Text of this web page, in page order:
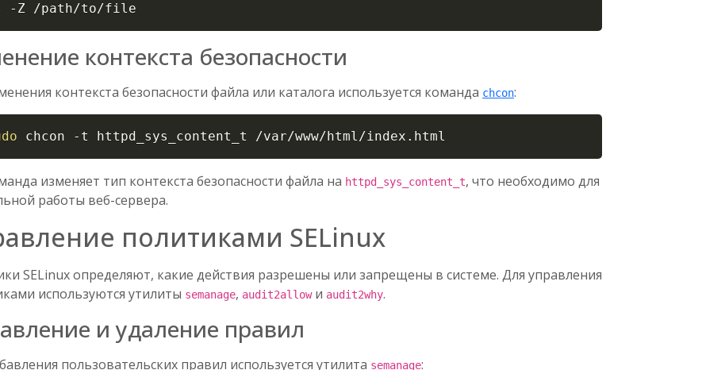
-Z /path/to/file
контекста безопасности
контекста безопасности файла или каталога используется команда chcon:
chcon -t httpd_sys_content_t /var/www/html/index.html
изменяет тип контекста безопасности файла на httpd_sys_content_t, что необходимо для
работы веб-сервера.
политиками SELinux
SELinux определяют, какие действия разрешены или запрещены в системе. Для управления
используются утилиты semanage, audit2allowи audit2why.
и удаление правил
пользовательских правил используется утилита semanage: